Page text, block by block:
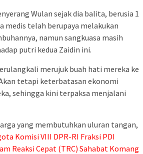
Wulan sejak dia balita, berusia 1
medis telah berupaya melakukan
namun sangkuasa masih
putri kedua Zaidin ini.
merujuk buah hati mereka ke
tetapi keterbatasan ekonomi
sehingga kini terpaksa menjalani
yang membutuhkan uluran tangan,
Komisi VIII DPR-RI Fraksi PDI
Reaksi Cepat (TRC) Sahabat Komang